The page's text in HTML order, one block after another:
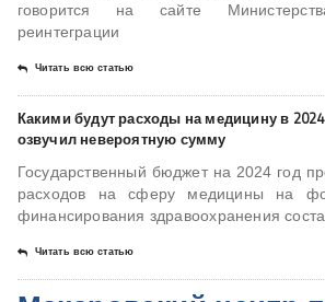
говорится на сайте
реинтеграции
Читать всю статью
Какими будут расходы на медицину в
озвучил невероятную сумму
Государственный бюджет на 2024 год
расходов на сферу медицины на
финансирования здравоохранения
Читать всю статью